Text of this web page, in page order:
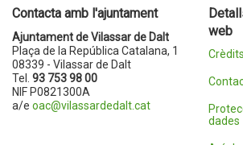
Contacta amb l'ajuntament
Ajuntament de Vilassar de Dalt
Plaça de la República Catalana, 1
08339 - Vilassar de Dalt
Tel. 93 753 98 00
NIF P0821300A
a/e oac@vilassardedalt.cat
web
Crèdits
dades